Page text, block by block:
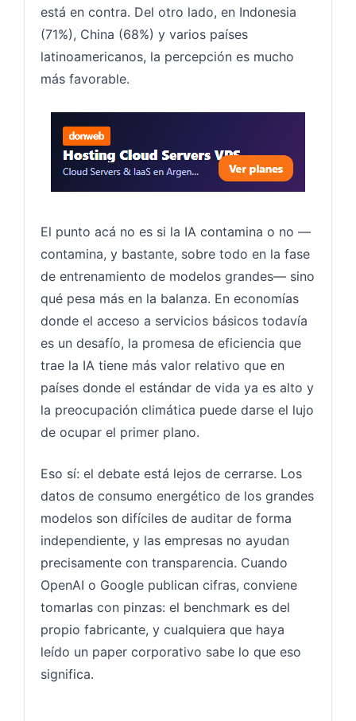
está en contra. Del otro lado, en Indonesia
(71%), China (68%) y varios países
latinoamericanos, la percepción es mucho
más favorable.
El punto acá no es si la IA contamina o no —
contamina, y bastante, sobre todo en la fase
de entrenamiento de modelos grandes— sino
qué pesa más en la balanza. En economías
donde el acceso a servicios básicos todavía
es un desafío, la promesa de eficiencia que
trae la IA tiene más valor relativo que en
países donde el estándar de vida ya es alto y
la preocupación climática puede darse el lujo
de ocupar el primer plano.
Eso sí: el debate está lejos de cerrarse. Los
datos de consumo energético de los grandes
modelos son difíciles de auditar de forma
independiente, y las empresas no ayudan
precisamente con transparencia. Cuando
OpenAI o Google publican cifras, conviene
tomarlas con pinzas: el benchmark es del
propio fabricante, y cualquiera que haya
leído un paper corporativo sabe lo que eso
significa.